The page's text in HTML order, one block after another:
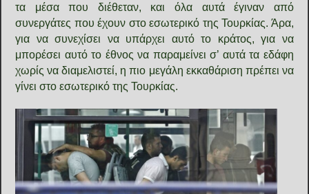
τα μέσα που διέθεταν, και όλα αυτά έγιναν από
συνεργάτες που έχουν στο εσωτερικό της Τουρκίας. Άρα,
για να συνεχίσει να υπάρχει αυτό το κράτος, για να
μπορέσει αυτό το έθνος να παραμείνει σ’ αυτά τα εδάφη
χωρίς να διαμελιστεί, η πιο μεγάλη εκκαθάριση πρέπει να
γίνει στο εσωτερικό της Τουρκίας.